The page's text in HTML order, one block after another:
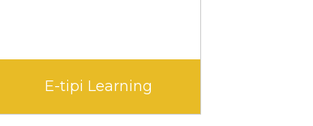
E-tipi Learning